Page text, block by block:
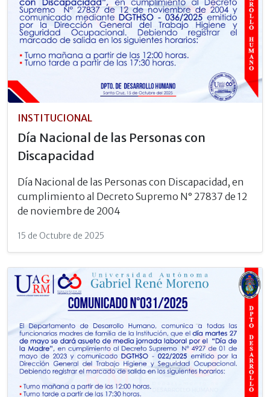
INSTITUCIONAL
Día Nacional de las Personas con
Discapacidad
Día Nacional de las Personas con Discapacidad, en
cumplimiento al Decreto Supremo N° 27837 de 12
de noviembre de 2004
15 de Octubre de 2025